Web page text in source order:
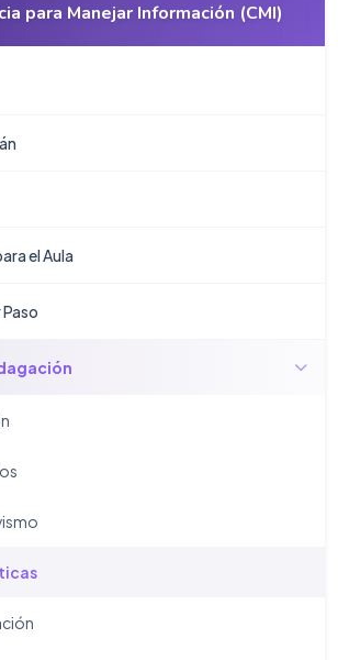
para Manejar Información (CMI)
el Aula